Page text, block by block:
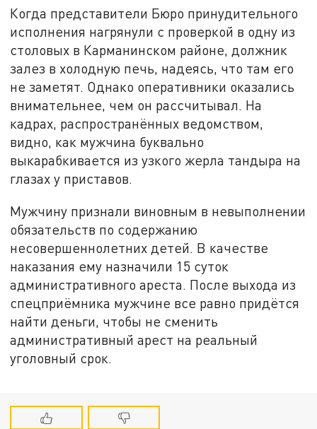
Когда представители Бюро принудительного
исполнения нагрянули с проверкой в одну из
столовых в Карманинском районе, должник
залез в холодную печь, надеясь, что там его
не заметят. Однако оперативники оказались
внимательнее, чем он рассчитывал. На
кадрах, распространённых ведомством,
видно, как мужчина буквально
выкарабкивается из узкого жерла тандыра на
глазах у приставов.
Мужчину признали виновным в невыполнении
обязательств по содержанию
несовершеннолетних детей. В качестве
наказания ему назначили 15 суток
административного ареста. После выхода из
спецприёмника мужчине все равно придётся
найти деньги, чтобы не сменить
административный арест на реальный
уголовный срок.